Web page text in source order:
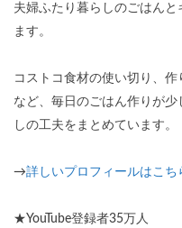
夫婦ふたり暮らしのごはんと
ます。
コストコ食材の使い切り、
など、毎日のごはん作りが
しの工夫をまとめています。
→詳しいプロフィールはこち
★YouTube登録者35万人